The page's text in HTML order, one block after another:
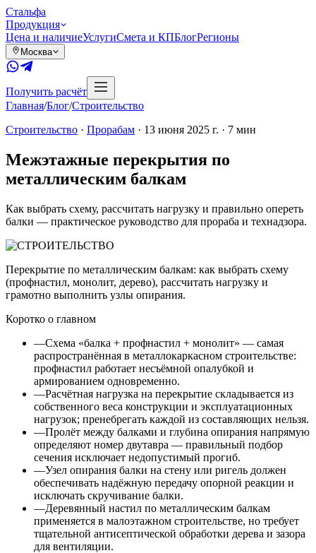
Стальфа
Продукция
Цена и наличиеУслугиСмета и КПБлогРегионы
Москва
Получить расчёт
Главная/Блог/Строительство
Строительство · Прорабам · 13 июня 2025 г. · 7 мин
Межэтажные перекрытия по
металлическим балкам
Как выбрать схему, рассчитать нагрузку и правильно опереть
балки — практическое руководство для прораба и технадзора.
Перекрытие по металлическим балкам: как выбрать схему
(профнастил, монолит, дерево), рассчитать нагрузку и
грамотно выполнить узлы опирания.
Коротко о главном
—Схема «балка + профнастил + монолит» — самая
распространённая в металлокаркасном строительстве:
профнастил работает несъёмной опалубкой и
армированием одновременно.
—Расчётная нагрузка на перекрытие складывается из
собственного веса конструкции и эксплуатационных
нагрузок; пренебрегать каждой из составляющих нельзя.
—Пролёт между балками и глубина опирания напрямую
определяют номер двутавра — правильный подбор
сечения исключает недопустимый прогиб.
—Узел опирания балки на стену или ригель должен
обеспечивать надёжную передачу опорной реакции и
исключать скручивание балки.
—Деревянный настил по металлическим балкам
применяется в малоэтажном строительстве, но требует
тщательной антисептической обработки дерева и зазора
для вентиляции.